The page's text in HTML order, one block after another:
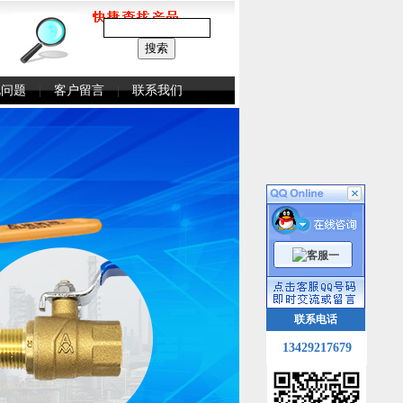
题|客户留言|联系我们
联系电话
13429217679